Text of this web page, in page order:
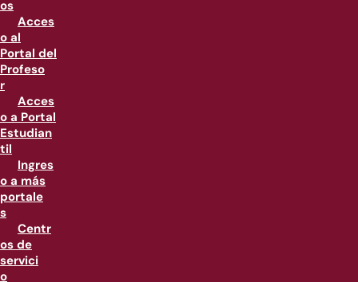
os
Acces
o al
Portal del
Profeso
r
Acces
o a Portal
Estudian
til
Ingres
o a más
portale
s
Centr
os de
servici
o